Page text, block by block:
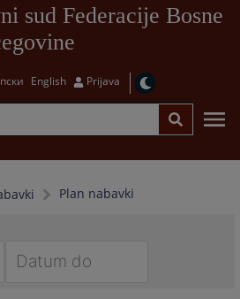
sud Federacije Bosne
English Prijava
Plan nabavki